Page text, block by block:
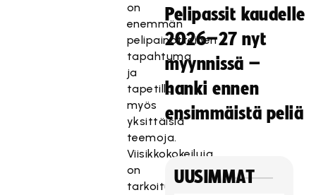
on
enemmän
pelipainotteinen
tapahtuma
ja
tapetilla
myös
yksittäisiä
teemoja.
Viisikkokokeiluja
on
tarkoitus
Pelipassit kaudelle
2026–27 nyt
myynnissä –
hanki ennen
ensimmäistä peliä
UUSIMMAT